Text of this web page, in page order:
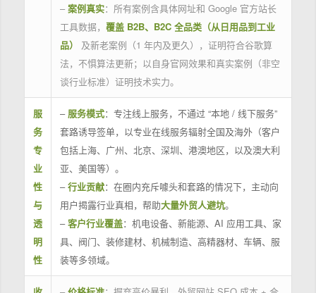
– 案例真实：所有案例含具体网址和 Google 官方站长
工具数据， 覆盖 B2B、B2C 全品类（从日用品到工业
品）
及新老案例（1 年内及更久），证明符合谷歌算
法，不惧算法更新；以自身官网效果和真实案例（非空
谈行业标准）证明技术实力。
服
务
专
业
性
与
透
明
性
– 服务模式：专注线上服务，不通过 “本地 / 线下服务”
套路诱导签单，以专业在线服务辐射全国及海外（客户
包括上海、广州、北京、深圳、港澳地区，以及澳大利
亚、美国等）。
–行业贡献：在圈内充斥噱头和套路的情况下，主动向
用户揭露行业真相，帮助大量外贸人避坑。
–客户行业覆盖：机电设备、新能源、AI 应用工具、家
具、阀门、装修建材、机械制造、高精器材、车辆、服
装等多领域。